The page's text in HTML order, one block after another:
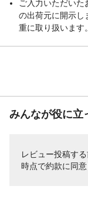
ご入力いただい
の出荷元に開示し
重に取り扱います。
みんなが役に立
レビュー投稿す
時点で約款に同意